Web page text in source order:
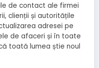
de contact ale firmei
clienții și autoritățile
adresei pe
de afaceri și în toate
toată lumea știe noul